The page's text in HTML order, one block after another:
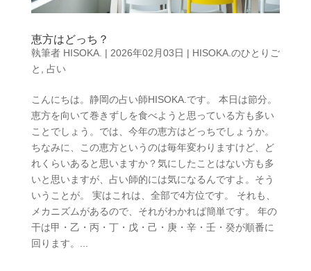
恵方はどっち？
執筆者 HISOKA. | 2026年02月03日 | HISOKA.のひとりご
と
占い
こんにちは。静岡の占い師HISOKA.です。 本日は節分。
恵方を向いて巻きずしを食べようと思っている方も多い
ことでしょう。では、今年の恵方はどっちでしょうか。
ちなみに、この恵方というのは毎年変わりますけど、ど
れくらいあると思いますか？気にしたことはない方も多
いと思いますが、占い師的には気になるんですよ。そう
いうことが。 実はこれは、全部で4方位です。 それも、
メカニズムがあるので、それがわかれば簡単です。 年の
干は甲・乙・丙・丁・戊・己・庚・辛・壬・癸が順番に
回ります。...